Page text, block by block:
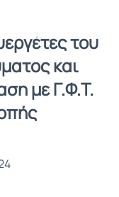
του
και
με Γ.Φ.Τ.